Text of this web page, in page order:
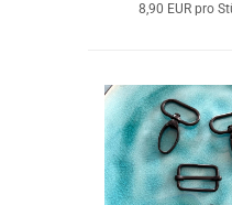
8,90 EUR pro